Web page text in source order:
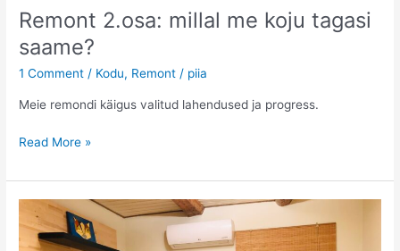
Remont 2.osa: millal me koju tagasi
saame?
1 Comment / Kodu, Remont / piia
Meie remondi käigus valitud lahendused ja progress.
Remont
millal
me
koju
tagasi
Read More »